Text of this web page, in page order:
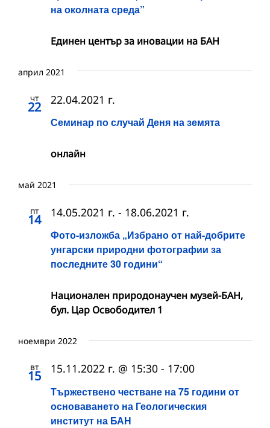
на околната среда”
Единен център за иновации на БАН
април 2021
чт
22
Семинар по случай Деня на земята
22.04.2021 г.
онлайн
май 2021
пт
14
Фото-изложба „Избрано от най-добрите
унгарски природни фотографии за
последните 30 години“
14.05.2021 г. - 18.06.2021 г.
Национален природонаучен музей-БАН,
бул. Цар Освободител 1
ноември 2022
вт
15
Тържествено честване на 75 години от
основаването на Геологическия
институт на БАН
15.11.2022 г. @ 15:30 - 17:00